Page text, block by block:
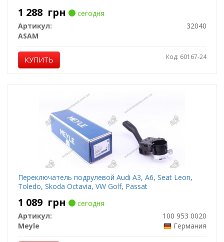
1 288 грн
сегодня
Артикул:
32040
ASAM
КУПИТЬ Код: 60167-24
Переключатель подрулевой Audi A3, A6, Seat Leon,
Toledo, Skoda Octavia, VW Golf, Passat
1 089 грн
сегодня
Артикул:
100 953 0020
Meyle
Германия